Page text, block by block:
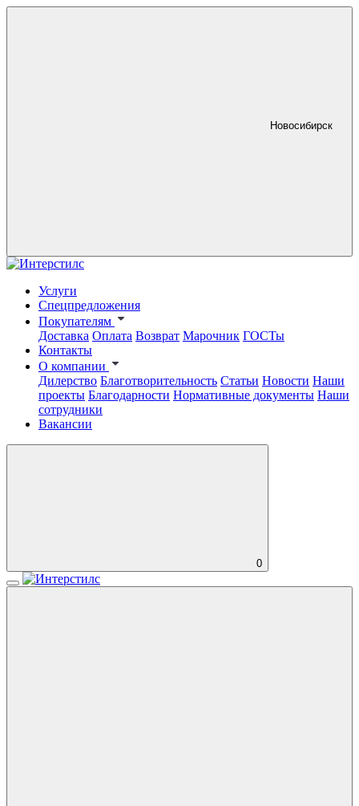
Новосибирск
Услуги
Спецпредложения
Покупателям
Доставка Оплата Возврат Марочник ГОСТы
Контакты
О компании
Дилерство Благотворительность Статьи Новости Наши
проекты Благодарности Нормативные документы Наши
сотрудники
Вакансии
0